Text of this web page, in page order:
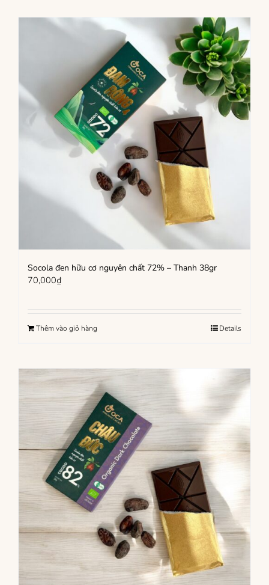
Socola đen hữu cơ nguyên chất 72% – Thanh 38gr
70,000₫
Thêm vào giỏ hàng Details